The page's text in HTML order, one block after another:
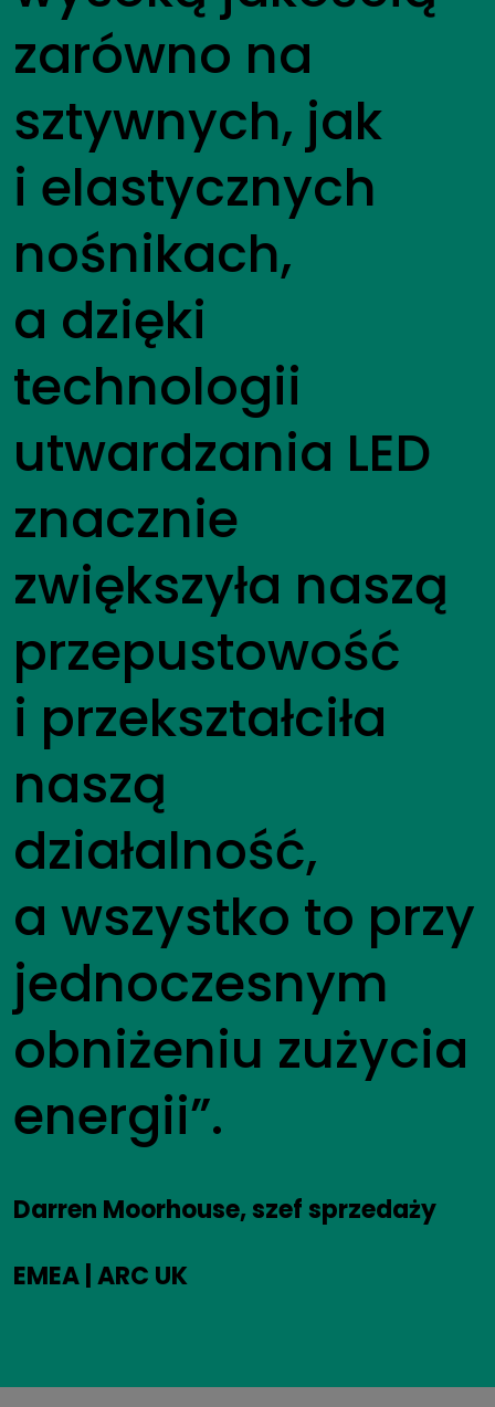
zarówno na
sztywnych, jak
i elastycznych
nośnikach,
a dzięki
technologii
utwardzania LED
znacznie
zwiększyła naszą
przepustowość
i przekształciła
naszą
działalność,
a wszystko to przy
jednoczesnym
obniżeniu zużycia
energii”.
Darren Moorhouse, szef sprzedaży
EMEA | ARC UK